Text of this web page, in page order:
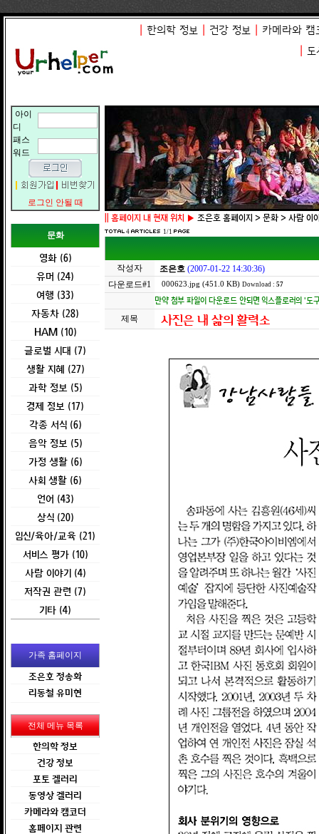
한의학 정보 건강 정보
카메라와 캠
도
아이
디
패스
워드
로그인 안될 때
문화
영화 (6)
유머 (24)
여행 (33)
자동차 (28)
HAM (10)
글로벌 시대 (7)
생활 지혜 (27)
과학 정보 (5)
경제 정보 (17)
각종 서식 (6)
음악 정보 (5)
가정 생활 (6)
사회 생활 (6)
언어 (43)
상식 (20)
임신/육아/교육 (21)
서비스 평가 (10)
사람 이야기 (4)
저작권 관련 (7)
기타 (4)
가족 홈페이지
조은호 정송화
리동철 유미현
전체 메뉴 목록
한의학 정보
건강 정보
포토 겔러리
동영상 겔러리
카메라와 캠코더
홈페이지 관련
홈페이지 내 현재 위치 ▶ 조은호 홈페이지 > 문화 > 사람 이
4 1/1
작성자 조은호 (2007-01-22 14:30:36)
다운로드#1
000623.jpg (451.0 KB) Download : 57
만약 첨부 파일이 다운로드 안되면 익스플로러의 '
제목 사진은 내 삶의 활력소